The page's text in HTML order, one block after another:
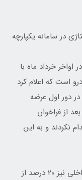
خرداد ماه با
است که اعلام کرد
در دور اول عرضه
از فراخوان
نکردند و به این
وی اظهار داشت: در مورد خودروهای تولید داخلی نیز 20 درصد از